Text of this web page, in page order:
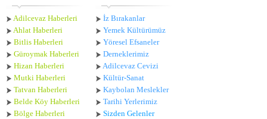
Adilcevaz Haberleri
Ahlat Haberleri
Bitlis Haberleri
Güroymak Haberleri
Hizan Haberleri
Mutki Haberleri
Tatvan Haberleri
Belde Köy Haberleri
Bölge Haberleri
İz Bırakanlar
Yemek Kültürümüz
Yöresel Efsaneler
Derneklerimiz
Adilcevaz Cevizi
Kültür-Sanat
Kaybolan Meslekler
Tarihi Yerlerimiz
Sizden Gelenler